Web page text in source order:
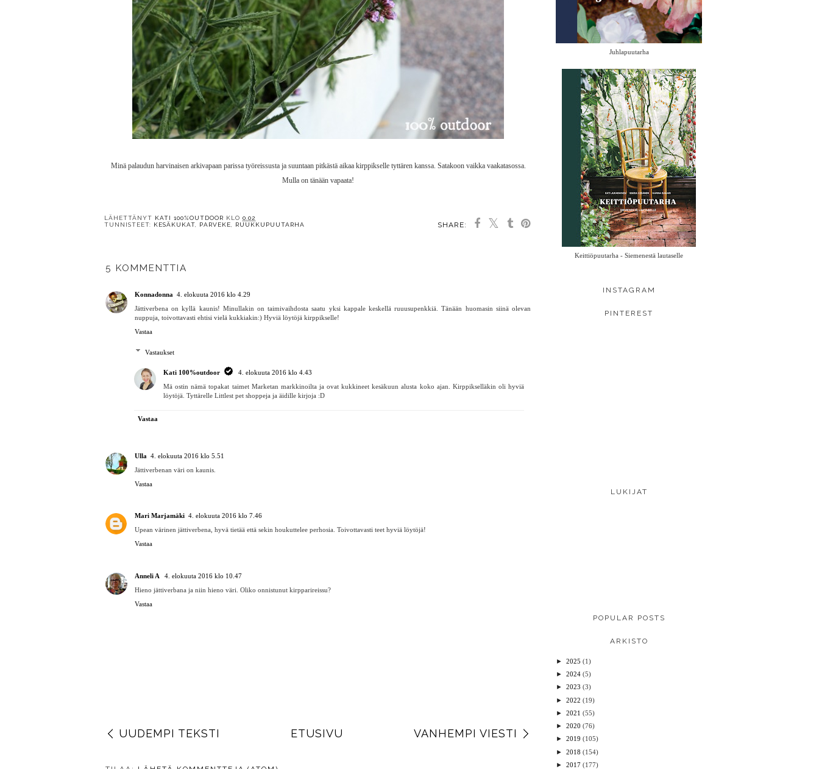
Minä palaudun harvinaisen arkivapaan parissa työreissusta ja suuntaan pitkästä aikaa kirppikselle tyttären kanssa. Satakoon vaikka vaakatasossa.
Mulla on tänään vapaata!
SHARE:
LÄHETTÄNYT KATI 100%OUTDOOR KLO 0.02
TUNNISTEET: KESÄKUKAT, PARVEKE, RUUKKUPUUTARHA
5 KOMMENTTIA
Konnadonna 4. elokuuta 2016 klo 4.29
nuppuja, toivottavasti ehtisi vielä kukkiakin:) Hyviä löytöjä kirppikselle!
Vastaukset
Kati 100%outdoor
Vastaa
Juhlapuutarha
Keittiöpuutarha - Siemenestä lautaselle
INSTAGRAM
PINTEREST
LUKIJAT
POPULAR POSTS
ARKISTO
► 2025 (1)
► 2024 (5)
► 2023 (3)
► 2022 (19)
► 2021 (55)
► 2020 (76)
► 2019 (105)
► 2018 (154)
► 2017 (177)